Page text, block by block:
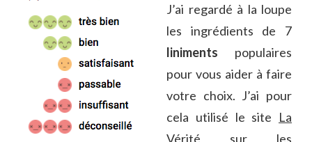
J’ai regardé à la loupe
les ingrédients de 7
liniments populaires
pour vous aider à faire
votre choix. J’ai pour
cela utilisé le site La
Vérité sur les